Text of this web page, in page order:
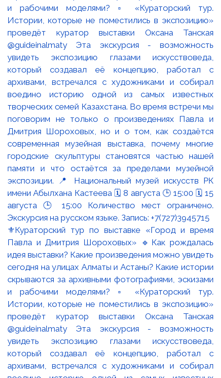
⚜️Кураторский тур по выставке «Город и время
Павла и Дмитрия Шороховых» 🔹Как рождалась
идея выставки? Какие произведения можно увидеть
сегодня на улицах Алматы и Астаны? Какие истории
скрываются за архивными фотографиями, эскизами
и рабочими моделями? ▫️ «Кураторский тур.
Истории, которые не поместились в экспозицию»
проведёт куратор выставки Оксана Танская
@guideinalmaty Эта экскурсия - возможность
увидеть экспозицию глазами искусствоведа,
который создавал её концепцию, работал с
архивами, встречался с художниками и собирал